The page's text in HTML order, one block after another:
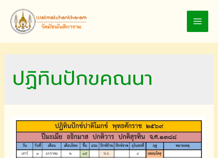
content
ปฏิทินปักขคณนา